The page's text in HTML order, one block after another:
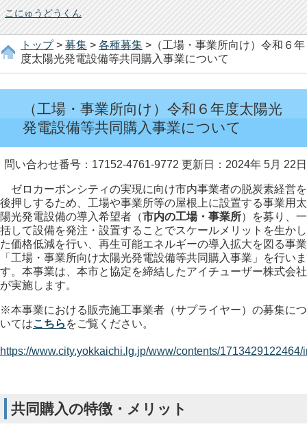
こにゅうどうくん
トップ> 募集 > 各種募集 >（工場・事業所向け）令和６年
度太陽光発電設備等共同購入事業について
（工場・事業所向け）令和６年度太陽光
発電設備等共同購入事業について
問い合わせ番号：17152-4761-9772 更新日：2024年 5月 22日
ゼロカーボンシティの実現に向け市内事業者の脱炭素経営を
後押しするため、工場や事業所等の屋根上に設置する事業用太
陽光発電設備の導入希望者（市内の工場・事業所）を募り、一
括して設備を発注・設置することでスケールメリットを生かし
た価格低減を行い、再生可能エネルギーの導入拡大を図る事業
「工場・事業所向け太陽光発電設備等共同購入事業」を行いま
す。本事業は、本市と協定を締結したアイチューザー株式会社
が実施します。
※本事業における販売施工事業者（サプライヤー）の募集につ
いてはこちら をご覧ください。
https://www.city.yokkaichi.lg.jp/www/contents/1713429122464/
共同購入の特徴・メリット